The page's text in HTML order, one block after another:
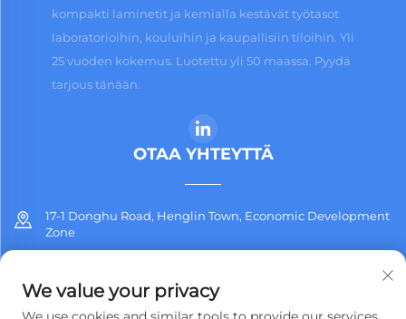
kompakti laminetit ja kemialla kestävät työtasot
laboratorioihin, kouluihin ja kaupallisiin tiloihin. Yli
25 vuoden kokemus. Luotettu yli 50 maassa. Pyydä
tarjous tänään.
OTAA YHTEYTTÄ
17-1 Donghu Road, Henglin Town, Economic Development
Zone
[email protected]
We value your privacy